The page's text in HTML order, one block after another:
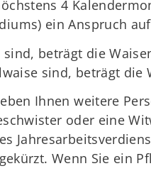
4
ein Anspruch
sind, beträgt die
sind, beträgt
Ihnen weitere
oder eine
Wenn Sie ein